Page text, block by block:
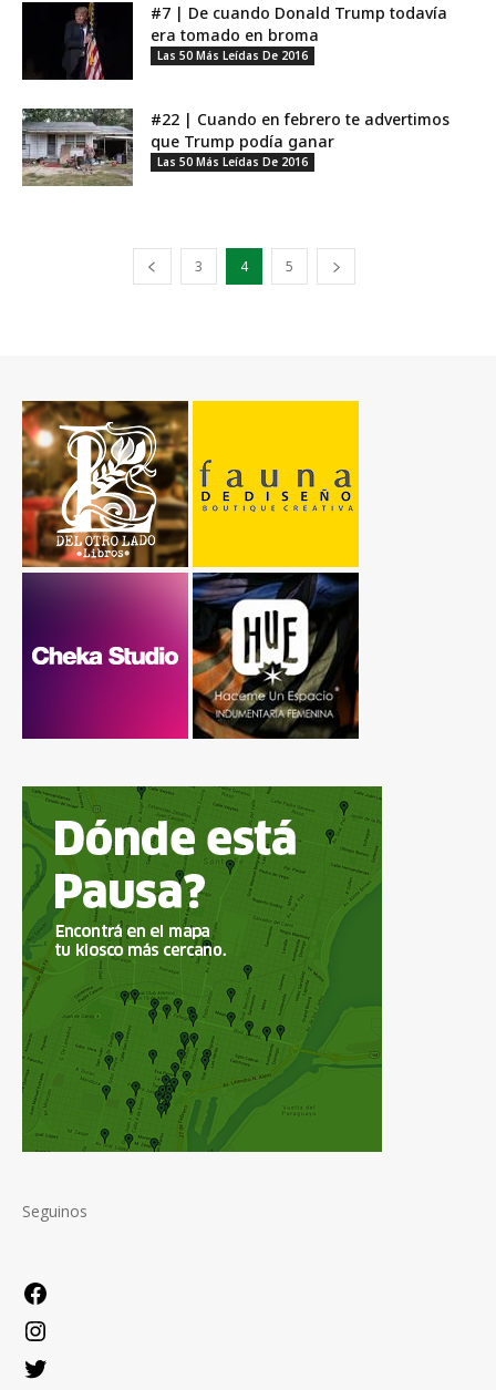
#7 | De cuando Donald Trump todavía
era tomado en broma
Las 50 Más Leídas De 2016
#22 | Cuando en febrero te advertimos
que Trump podía ganar
Las 50 Más Leídas De 2016
3 4 5
Seguinos